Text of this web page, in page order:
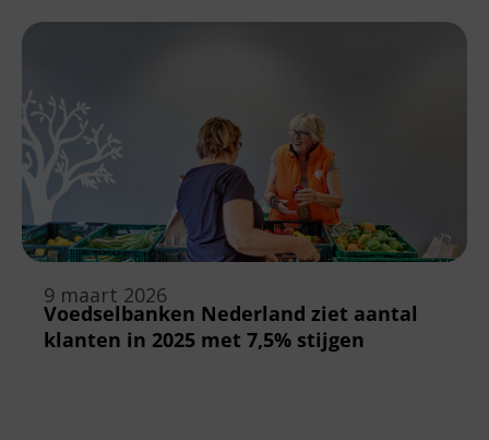
9 maart 2026
Voedselbanken Nederland ziet aantal
klanten in 2025 met 7,5% stijgen